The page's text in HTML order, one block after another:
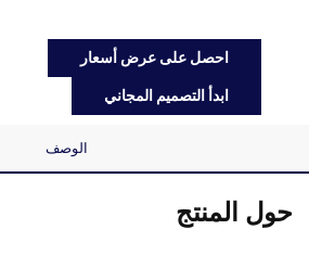
احصل على عرض أسعار
ابدأ التصميم المجاني
الوصف
حول المنتج